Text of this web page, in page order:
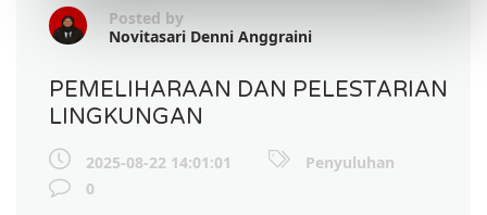
Posted by
Novitasari Denni Anggraini
PEMELIHARAAN DAN PELESTARIAN
LINGKUNGAN
2025-08-22 14:01:01
Penyuluhan
0